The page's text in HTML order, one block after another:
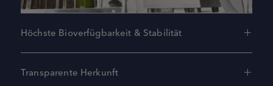
Höchste Bioverfügbarkeit & Stabilität
Transparente Herkunft